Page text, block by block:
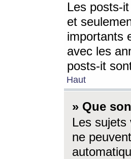
Les posts-
et
importants
avec les
posts-it
Haut
» Que
Les sujets
ne